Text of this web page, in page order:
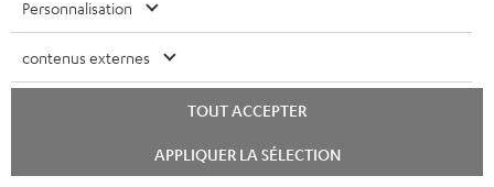
e
Teufel adhère à la Fédération du e-commerce et de la vente à distance (Fevad) et à sa charte
qualité. La Fevad est membre du réseau européen Ecommerce Europe Trustmark.chat
Personnalisation
contenus externes
TOUT ACCEPTER
APPLIQUER LA SÉLECTION